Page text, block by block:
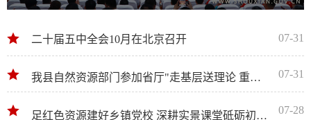
二十届五中全会10月在北京召开 07-31
我县自然资源部门参加省厅"走基层送理论 重实践建新功"青年集中宣讲调研活动 07-31
足红色资源建好乡镇党校 深耕实景课堂砥砺初心使命 07-28